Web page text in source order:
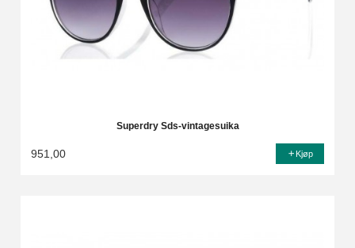
Superdry Sds-vintagesuika
951,00 Kjøp